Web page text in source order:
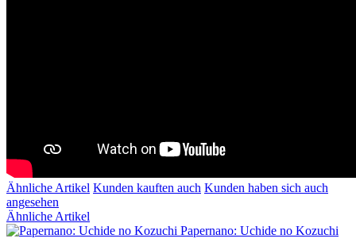
Ähnliche Artikel Kunden kauften auch Kunden haben sich auch
angesehen
Ähnliche Artikel
Papernano: Uchide no Kozuchi